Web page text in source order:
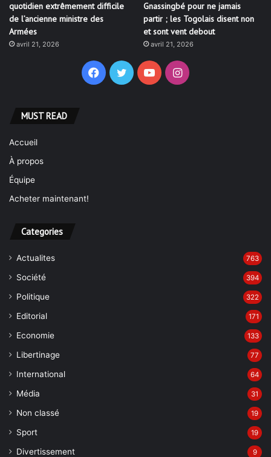
quotidien extrêmement difficile
de l’ancienne ministre des
Armées
avril 21, 2026
Gnassingbé pour ne jamais
partir ; les Togolais disent non
et sont vent debout
avril 21, 2026
Facebook
TwitterYouTubeInstagram
MUST READ
Accueil
À propos
Équipe
Acheter maintenant!
Categories
Actualites 763
Société 394
Politique 322
Editorial 171
Economie 133
Libertinage 77
International 64
Média 31
Non classé 19
Sport 19
Divertissement 9